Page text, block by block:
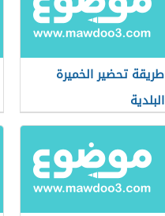
طريقة تحضير الخميرة
البلدية